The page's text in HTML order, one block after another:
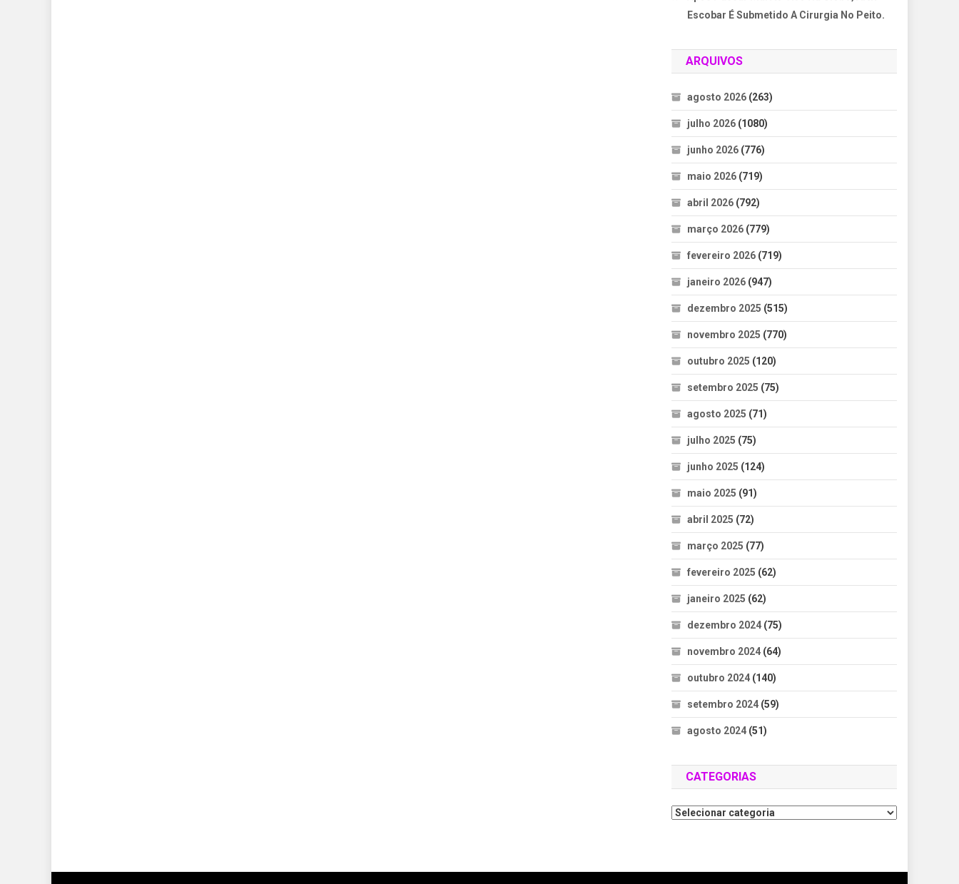
Escobar É Submetido A Cirurgia No Peito.
ARQUIVOS
agosto 2026 (263)
julho 2026 (1080)
junho 2026 (776)
maio 2026 (719)
abril 2026 (792)
março 2026 (779)
fevereiro 2026 (719)
janeiro 2026 (947)
dezembro 2025 (515)
novembro 2025 (770)
outubro 2025 (120)
setembro 2025 (75)
agosto 2025 (71)
julho 2025 (75)
junho 2025 (124)
maio 2025 (91)
abril 2025 (72)
março 2025 (77)
fevereiro 2025 (62)
janeiro 2025 (62)
dezembro 2024 (75)
novembro 2024 (64)
outubro 2024 (140)
setembro 2024 (59)
agosto 2024 (51)
CATEGORIAS